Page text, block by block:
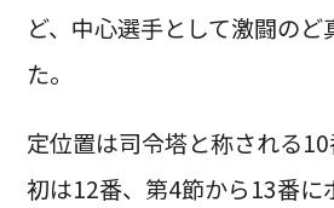
ど、中心選手として激闘のど
た。
定位置は司令塔と称される
初は12番、第4節から13番に